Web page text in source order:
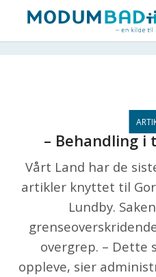
– Behandling
Vårt Land har de
artikler knyttet til
Lundby.
overgrep. – Dette
oppleve, sier